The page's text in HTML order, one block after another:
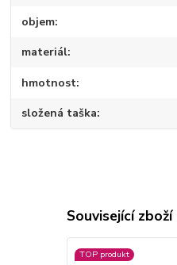
objem
materiál
hmotnost
složená taška
Související zboží
TOP produkt